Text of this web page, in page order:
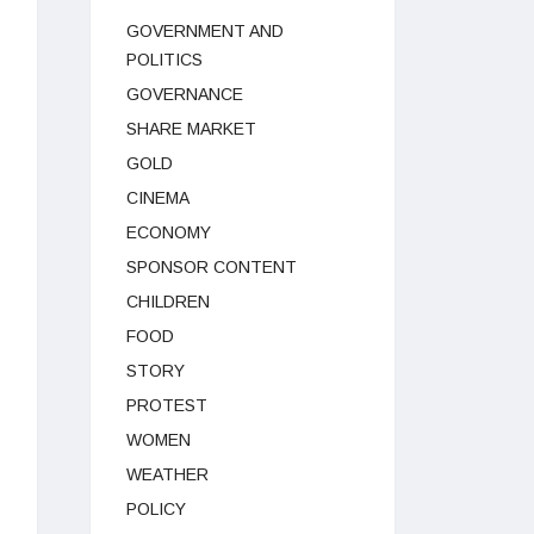
GOVERNMENT AND
POLITICS
GOVERNANCE
SHARE MARKET
GOLD
CINEMA
ECONOMY
SPONSOR CONTENT
CHILDREN
FOOD
STORY
PROTEST
WOMEN
WEATHER
POLICY